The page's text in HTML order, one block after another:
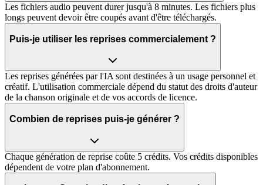
Les fichiers audio peuvent durer jusqu'à 8 minutes. Les fichiers plus
longs peuvent devoir être coupés avant d'être téléchargés.
Puis-je utiliser les reprises commercialement ?
Les reprises générées par l'IA sont destinées à un usage personnel et
créatif. L'utilisation commerciale dépend du statut des droits d'auteur
de la chanson originale et de vos accords de licence.
Combien de reprises puis-je générer ?
Chaque génération de reprise coûte 5 crédits. Vos crédits disponibles
dépendent de votre plan d'abonnement.